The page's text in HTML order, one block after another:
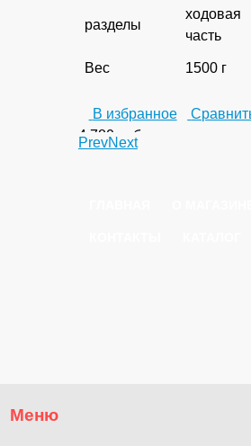
разделы
ходовая
часть
Вес 1500 г
В избранное
4 780 руб.
PrevNext
Меню